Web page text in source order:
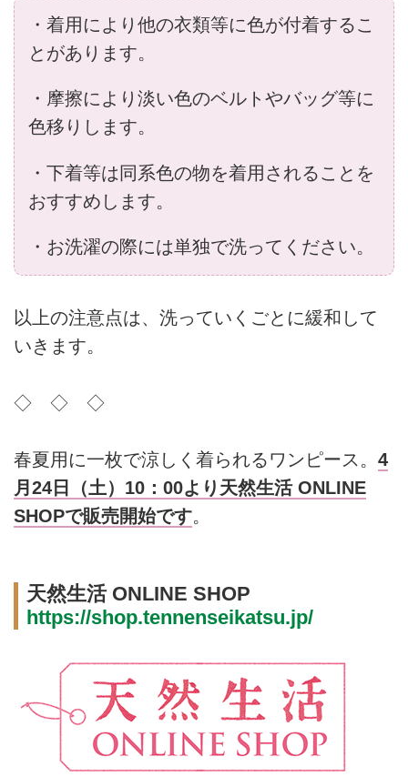
・着用により他の衣類等に色が付着するこ
とがあります。
・摩擦により淡い色のベルトやバッグ等に
色移りします。
・下着等は同系色の物を着用されることを
おすすめします。
・お洗濯の際には単独で洗ってください。
以上の注意点は、洗っていくごとに緩和して
いきます。
◇ ◇ ◇
春夏用に一枚で涼しく着られるワンピース。 4
月24日（土）10：00より天然生活 ONLINE
SHOPで販売開始です。
天然生活 ONLINE SHOP
https://shop.tennenseikatsu.jp/